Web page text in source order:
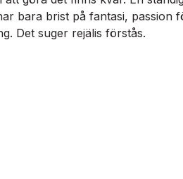
bara brist på fantasi, passion
Det suger rejälis förstås.